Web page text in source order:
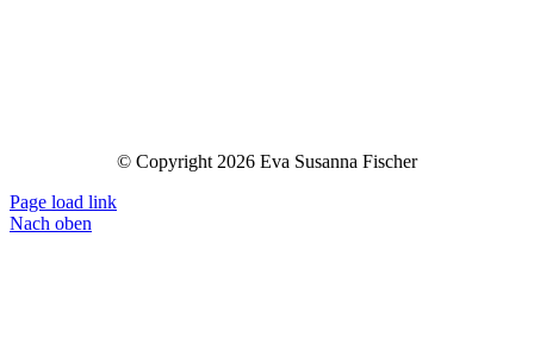
© Copyright 2026 Eva Susanna Fischer
Page load link
Nach oben